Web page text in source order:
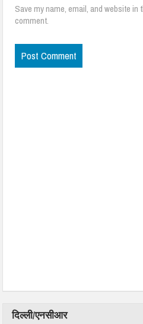
Save my name, email, and website in
comment.
दिल्ली/एनसीआर